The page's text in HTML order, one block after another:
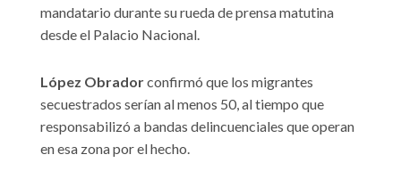
mandatario durante su rueda de prensa matutina
desde el Palacio Nacional.
López Obradorconfirmó que los migrantes
secuestrados serían al menos 50, al tiempo que
responsabilizó a bandas delincuenciales que operan
en esa zona por el hecho.